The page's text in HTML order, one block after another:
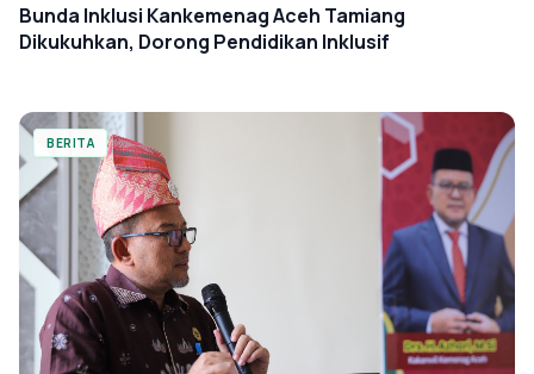
Bunda Inklusi Kankemenag Aceh Tamiang
Dikukuhkan, Dorong Pendidikan Inklusif
BERITA